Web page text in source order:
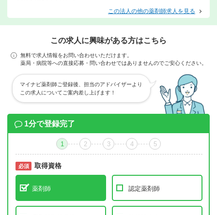
この法人の他の薬剤師求人を見る
この求人に興味がある方はこちら
無料で求人情報をお問い合わせいただけます。
薬局・病院等への直接応募・問い合わせではありませんのでご安心ください。
マイナビ薬剤師ご登録後、担当のアドバイザーより
この求人についてご案内差し上げます！
1分で登録完了
1 2 3 4 5
必須 取得資格
薬剤師 認定薬剤師